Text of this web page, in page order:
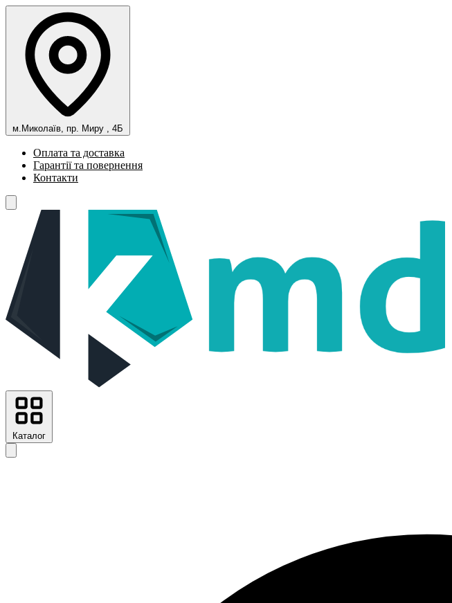
м.Миколаїв, пр. Миру , 4Б
Оплата та доставка
Гарантії та повернення
Контакти
Каталог